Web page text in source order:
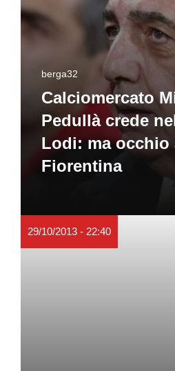
berga32
Calciomercato
Pedullà crede
Lodi: ma occhio
Fiorentina
29/10/2013 - 22:40